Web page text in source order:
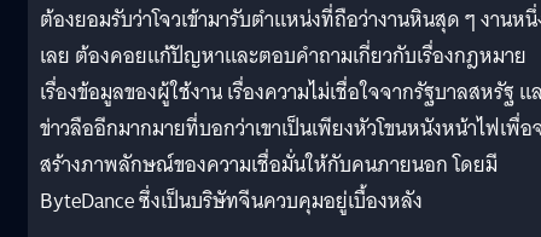
ต้องยอมรับว่าโจวเข้ามารับตำแหน่งที่ถือว่างานหินสุด ๆ งานห
เลย ต้องคอยแก้ปัญหาและตอบคำถามเกี่ยวกับเรื่องกฎหมาย
เรื่องข้อมูลของผู้ใช้งาน เรื่องความไม่เชื่อใจจากรัฐบาลสหรัฐ แ
ข่าวลืออีกมากมายที่บอกว่าเขาเป็นเพียงหัวโขนหนังหน้าไฟเพื่อ
สร้างภาพลักษณ์ของความเชื่อมั่นให้กับคนภายนอก โดยมี
ByteDance ซึ่งเป็นบริษัทจีนควบคุมอยู่เบื้องหลัง